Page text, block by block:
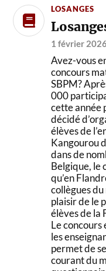
LOSANGES
1 février
Avez-vous
concours
SBPM?
000
cette année
décidé
élèves de
Kangourou
dans de
Belgique, le
qu’en
collègues
plaisir de le
élèves de la
Le concours
les
permet de
courant du